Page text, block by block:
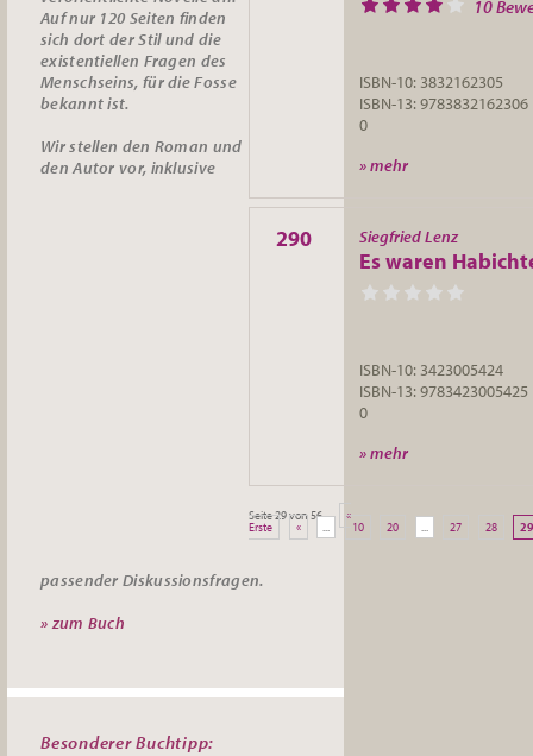
10
ISBN-10: 3832162305
ISBN-13: 9783832162306
0
» mehr
290 Siegfried Lenz
Es waren
ISBN-10: 3423005424
ISBN-13: 9783423005425
0
» mehr
Seite 29 von 56 «
Erste « ... 10 20 ... 27 28 29
Auf nur 120 Seiten finden
sich dort der Stil und die
existentiellen Fragen des
Menschseins, für die Fosse
bekannt ist.
Wir stellen den Roman und
den Autor vor, inklusive
passender Diskussionsfragen.
» zum Buch
Besonderer Buchtipp: